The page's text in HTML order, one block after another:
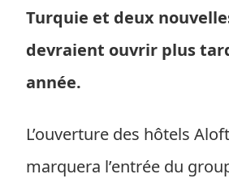
Turquie et deux
devraient ouvrir plus
année.
L’ouverture des hôtels
marquera l’entrée du